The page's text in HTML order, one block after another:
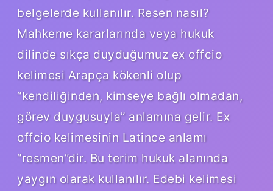
belgelerde kullanılır. Resen nasıl?
Mahkeme kararlarında veya hukuk
dilinde sıkça duyduğumuz ex offcio
kelimesi Arapça kökenli olup
“kendiliğinden, kimseye bağlı olmadan,
görev duygusuyla” anlamına gelir. Ex
offcio kelimesinin Latince anlamı
“resmen”dir. Bu terim hukuk alanında
yaygın olarak kullanılır. Edebi kelimesi